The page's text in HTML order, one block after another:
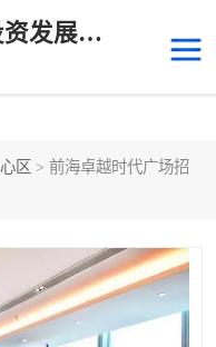
深圳市海裕投资发展有限公司
区 > 前海卓越时代广场招
山华侨城
圳湾科技生态园